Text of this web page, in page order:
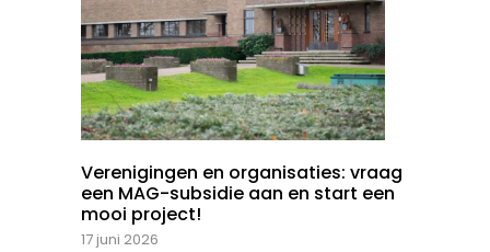
Verenigingen en organisaties: vraag
een MAG-subsidie aan en start een
mooi project!
17 juni 2026